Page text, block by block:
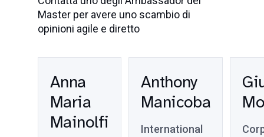
Master per avere uno scambio di
opinioni agile e diretto
Anna
Maria
Mainolfi
Anthony
Manicoba
International